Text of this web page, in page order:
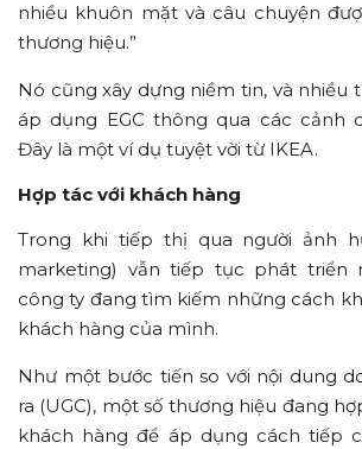
nhiều khuôn mặt và câu chuyện
thương hiệu.”
Nó cũng xây dựng niềm tin, và nhiều
áp dụng EGC thông qua các cảnh
Đây là một ví dụ tuyệt vời từ IKEA.
Hợp tác với khách hàng
Trong khi tiếp thị qua người ảnh
marketing) vẫn tiếp tục phát triển
công ty đang tìm kiếm những cách
khách hàng của mình.
Như một bước tiến so với nội dung
ra (UGC), một số thương hiệu đang
khách hàng để áp dụng cách tiếp